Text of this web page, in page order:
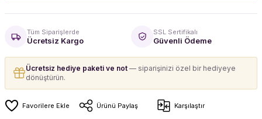
Tüm Siparişlerde
Ücretsiz Kargo
SSL Sertifikalı
Güvenli Ödeme
Ücretsiz hediye paketi ve not — siparişinizi özel bir hediyeye
dönüştürün.
Ürünü Paylaş Karşılaştır